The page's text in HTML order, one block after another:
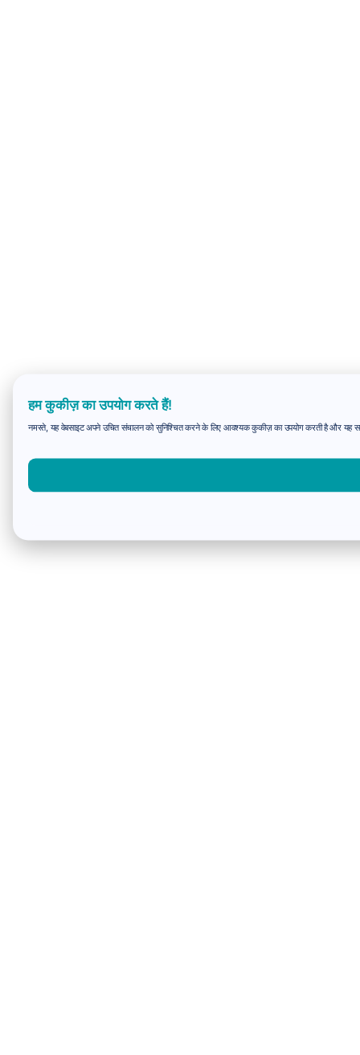
हम कुकीज़ का उपयोग करते हैं!
नमस्ते, यह वेबसाइट अपने उचित संचालन को सुनिश्चित करने के लिए आवश्यक कुकीज़ का उपयोग करती है और यह